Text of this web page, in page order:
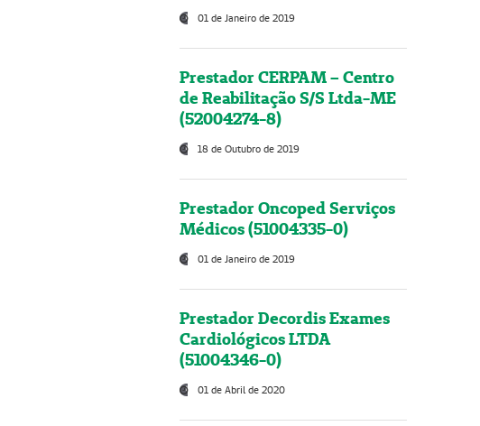
01 de Janeiro de 2019
Prestador CERPAM – Centro
de Reabilitação S/S Ltda-ME
(52004274-8)
18 de Outubro de 2019
Prestador Oncoped Serviços
Médicos (51004335-0)
01 de Janeiro de 2019
Prestador Decordis Exames
Cardiológicos LTDA
(51004346-0)
01 de Abril de 2020